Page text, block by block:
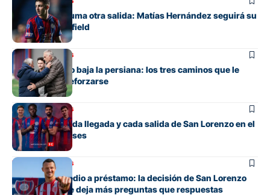
San Lorenzo suma otra salida: Matías Hernández seguirá su
carrera en Banfield
Mercado de pases
San Lorenzo no baja la persiana: los tres caminos que le
quedan para reforzarse
Mercado de pases
El detalle de cada llegada y cada salida de San Lorenzo en el
mercado de pases
Mercado de pases
Tres años y medio a préstamo: la decisión de San Lorenzo
con Bruera que deja más preguntas que respuestas